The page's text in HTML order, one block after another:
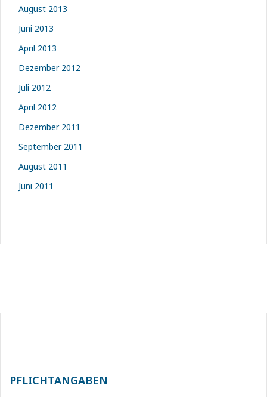
August 2013
Juni 2013
April 2013
Dezember 2012
Juli 2012
April 2012
Dezember 2011
September 2011
August 2011
Juni 2011
PFLICHTANGABEN